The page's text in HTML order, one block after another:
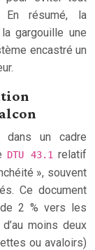
En résumé, la
gargouille une
encastré un
dans un cadre
DTU 43.1 relatif
», souvent
Ce document
de 2 % vers les
moins deux
ou avaloirs)